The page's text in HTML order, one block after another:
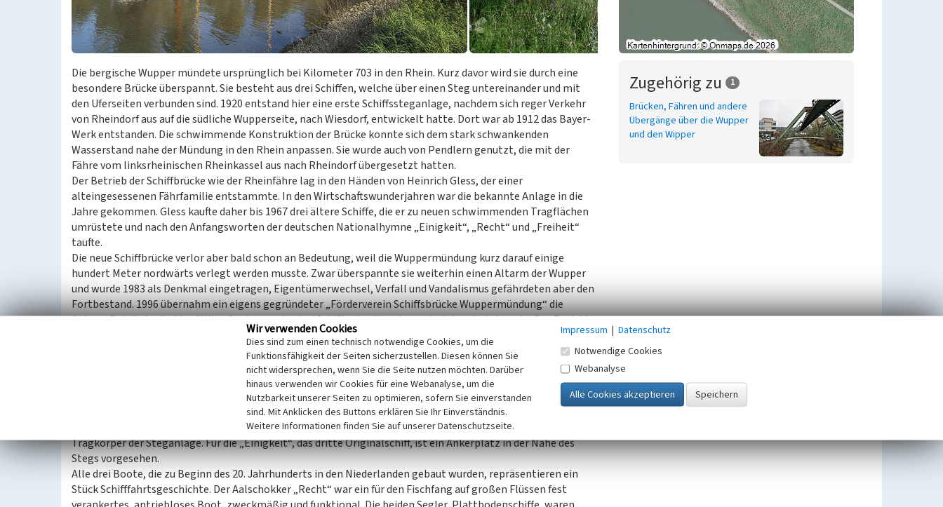
Die bergische Wupper mündete ursprünglich bei Kilometer 703 in den Rhein. Kurz davor wird sie durch eine
besondere Brücke überspannt. Sie besteht aus drei Schiffen, welche über einen Steg untereinander und mit
den Uferseiten verbunden sind. 1920 entstand hier eine erste Schiffssteganlage, nachdem sich reger Verkehr
von Rheindorf aus auf die südliche Wupperseite, nach Wiesdorf, entwickelt hatte. Dort war ab 1912 das Bayer-
Werk entstanden. Die schwimmende Konstruktion der Brücke konnte sich dem stark schwankenden
Wasserstand nahe der Mündung in den Rhein anpassen. Sie wurde auch von Pendlern genutzt, die mit der
Fähre vom linksrheinischen Rheinkassel aus nach Rheindorf übergesetzt hatten.
Der Betrieb der Schiffbrücke wie der Rheinfähre lag in den Händen von Heinrich Gless, der einer
alteingesessenen Fährfamilie entstammte. In den Wirtschaftswunderjahren war die bekannte Anlage in die
Jahre gekommen. Gless kaufte daher bis 1967 drei ältere Schiffe, die er zu neuen schwimmenden Tragflächen
umrüstete und nach den Anfangsworten der deutschen Nationalhymne „Einigkeit“, „Recht“ und „Freiheit“
taufte.
Die neue Schiffbrücke verlor aber bald schon an Bedeutung, weil die Wuppermündung kurz darauf einige
hundert Meter nordwärts verlegt werden musste. Zwar überspannte sie weiterhin einen Altarm der Wupper
und wurde 1983 als Denkmal eingetragen, Eigentümerwechsel, Verfall und Vandalismus gefährdeten aber den
Fortbestand. 1996 übernahm ein eigens gegründeter „Förderverein Schiffsbrücke Wuppermündung“ die
Anlage. Er leitete die überfällige Sanierung der drei Schiffe ein, die nahezu ein Jahrzehnt dauerte. Das Projekt
wurde gefördert, weil die Steganlage inzwischen als letzte der ursprünglich zahlreichen Schiffbrücken über
den Rhein und seine Nebenflüsse fortbestand.
Als Fußgänger-Schiffbrücke mit Kiosk-Café wurde sie am 20. April 2014 wiedereröffnet. Über ihre Funktion als
technisches Denkmal hinaus gilt sie auch als kulturtouristische Sehenswürdigkeit, die seit 2017 an der
Bundesautobahn 59 beworben wird. Für die Infrastruktur benötigte man aber einen neuen Ver- und
Entsorgungsponton mit Sanitäranlagen. Er bildet jetzt neben der „Freiheit“ und der „Recht“ den dritten
Tragkörper der Steganlage. Für die „Einigkeit“, das dritte Originalschiff, ist ein Ankerplatz in der Nähe des
Stegs vorgesehen.
Alle drei Boote, die zu Beginn des 20. Jahrhunderts in den Niederlanden gebaut wurden, repräsentieren ein
Stück Schifffahrtsgeschichte. Der Aalschokker „Recht“ war ein für den Fischfang auf großen Flüssen fest
Zugehörig zu 1
Brücken, Fähren und andere
Übergänge über die Wupper
und den Wipper
Wir verwenden Cookies
Dies sind zum einen technisch notwendige Cookies, um die
Funktionsfähigkeit der Seiten sicherzustellen. Diesen können Sie
nicht widersprechen, wenn Sie die Seite nutzen möchten. Darüber
hinaus verwenden wir Cookies für eine Webanalyse, um die
Nutzbarkeit unserer Seiten zu optimieren, sofern Sie einverstanden
sind. Mit Anklicken des Buttons erklären Sie Ihr Einverständnis.
Weitere Informationen finden Sie auf unserer Datenschutzseite.
Impressum | Datenschutz
Notwendige Cookies
Webanalyse